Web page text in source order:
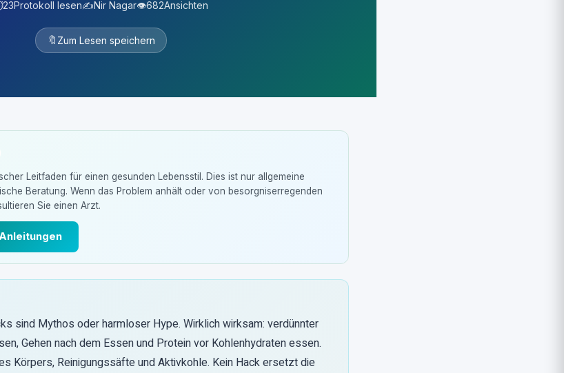
23Protokoll lesen✍️Nir Nagar👁️682Ansichten
🔖 Zum Lesen speichern
Leitfaden für einen gesunden Lebensstil. Dies ist nur allgemeine
Beratung. Wenn das Problem anhält oder von besorgniserregenden
Sie einen Arzt.
sind Mythos oder harmloser Hype. Wirklich wirksam: verdünnter
Gehen nach dem Essen und Protein vor Kohlenhydraten essen.
Körpers, Reinigungssäfte und Aktivkohle. Kein Hack ersetzt die